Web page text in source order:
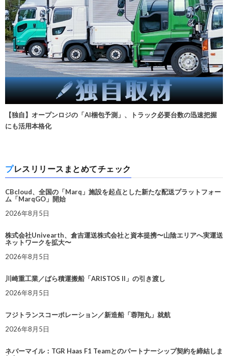
【独自】オープンロジの「AI梱包予測」、トラック必要台数の迅速把握
にも活用本格化
プレスリリースまとめてチェック
CBcloud、全国の「Marq」施設を起点とした新たな配送プラットフォー
ム「MarqGO」開始
2026年8月5日
株式会社Univearth、倉吉運送株式会社と資本提携〜山陰エリアへ実運送
ネットワークを拡大〜
2026年8月5日
川崎重工業／ばら積運搬船「ARISTOS II」の引き渡し
2026年8月5日
フジトランスコーポレーション／新造船「蓉翔丸」就航
2026年8月5日
ネバーマイル：TGR Haas F1 Teamとのパートナーシップ契約を締結しま